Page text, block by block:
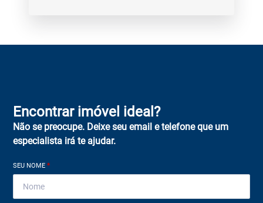
Encontrar imóvel ideal?
Não se preocupe. Deixe seu email e telefone que um
especialista irá te ajudar.
SEU NOME*